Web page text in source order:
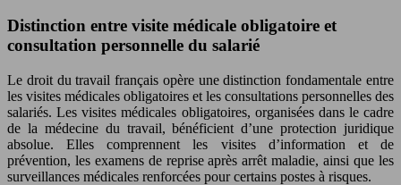
Distinction entre visite médicale obligatoire et
consultation personnelle du salarié
Le droit du travail français opère une distinction fondamentale entre
les visites médicales obligatoires et les consultations personnelles des
salariés. Les visites médicales obligatoires, organisées dans le cadre
de la médecine du travail, bénéficient d’une protection juridique
absolue. Elles comprennent les visites d’information et de
prévention, les examens de reprise après arrêt maladie, ainsi que les
surveillances médicales renforcées pour certains postes à risques.